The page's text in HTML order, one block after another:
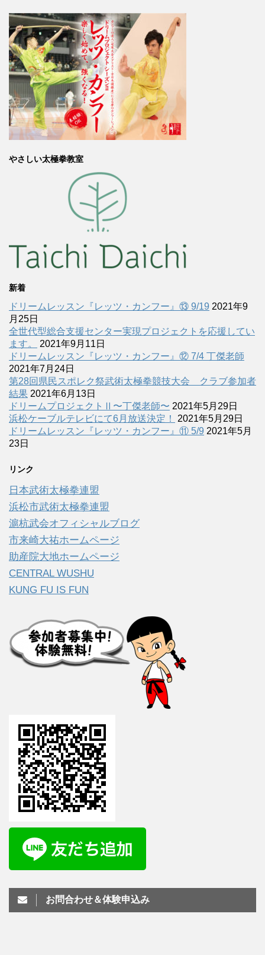
やさしい太極拳教室
新着
ドリームレッスン『レッツ・カンフー』⑬ 9/19 2021年9
月25日
全世代型総合支援センター実現プロジェクトを応援してい
ます。
2021年9月11日
ドリームレッスン『レッツ・カンフー』⑫ 7/4 丁傑老師
2021年7月24日
第28回県民スポレク祭武術太極拳競技大会 クラブ参加者
結果 2021年6月13日
ドリームプロジェクトⅡ〜丁傑老師〜 2021年5月29日
浜松ケーブルテレビにて6月放送決定！
2021年5月29日
ドリームレッスン『レッツ・カンフー』⑪ 5/9 2021年5月
23日
リンク
日本武術太極拳連盟
浜松市武術太極拳連盟
滬杭武会オフィシャルブログ
市来崎大祐ホームページ
助産院大地ホームページ
CENTRAL WUSHU
KUNG FU IS FUN
お問合わせ＆体験申込み